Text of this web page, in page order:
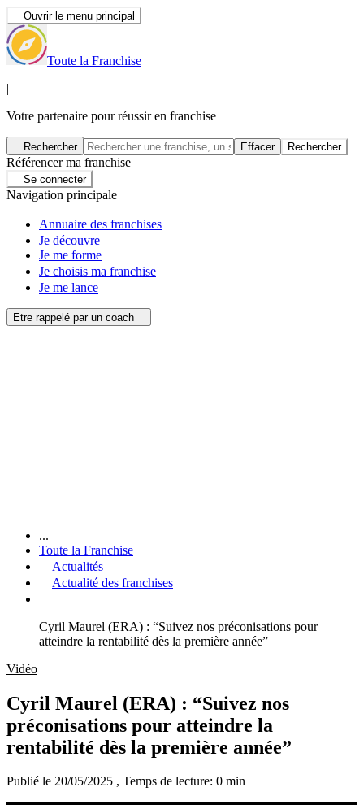
Ouvrir le menu principal
Toute la Franchise
|
Votre partenaire pour réussir en franchise
Rechercher Effacer Rechercher
Référencer ma franchise
Se connecter
Navigation principale
Annuaire des franchises
Je découvre
Je me forme
Je choisis ma franchise
Je me lance
Etre rappelé par un coach
...
Toute la Franchise
Actualités
Actualité des franchises
Cyril Maurel (ERA) : “Suivez nos préconisations pour
atteindre la rentabilité dès la première année”
Vidéo
Cyril Maurel (ERA) : “Suivez nos
préconisations pour atteindre la
rentabilité dès la première année”
Publié le 20/05/2025 , Temps de lecture: 0 min